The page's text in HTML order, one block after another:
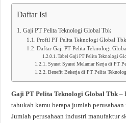
Daftar Isi
Gaji PT Pelita Teknologi Global Tbk
Profil PT Pelita Teknologi Global Tbk
Daftar Gaji PT Pelita Teknologi
Tabel Gaji PT Pelita Teknologi
Syarat Syarat Melamar Kerja di PT
Benefit Bekerja di PT Pelita
Gaji PT Pelita Teknologi Global Tbk –
tahukah kamu berapa jumlah
Jumlah perusahaan industri manufaktur